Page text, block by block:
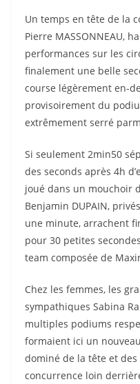
Un temps en tête de la
Pierre MASSONNEAU,
performances sur les
finalement une belle
course légèrement en-
provisoirement du
extrêmement serré
Si seulement 2min50
des seconds après 4h
joué dans un mouchoir
Benjamin DUPAIN,
une minute, arrachent
pour 30 petites
team composée de
Chez les femmes, les
sympathiques Sabina
multiples podiums
formaient ici un
dominé de la tête et
concurrence loin